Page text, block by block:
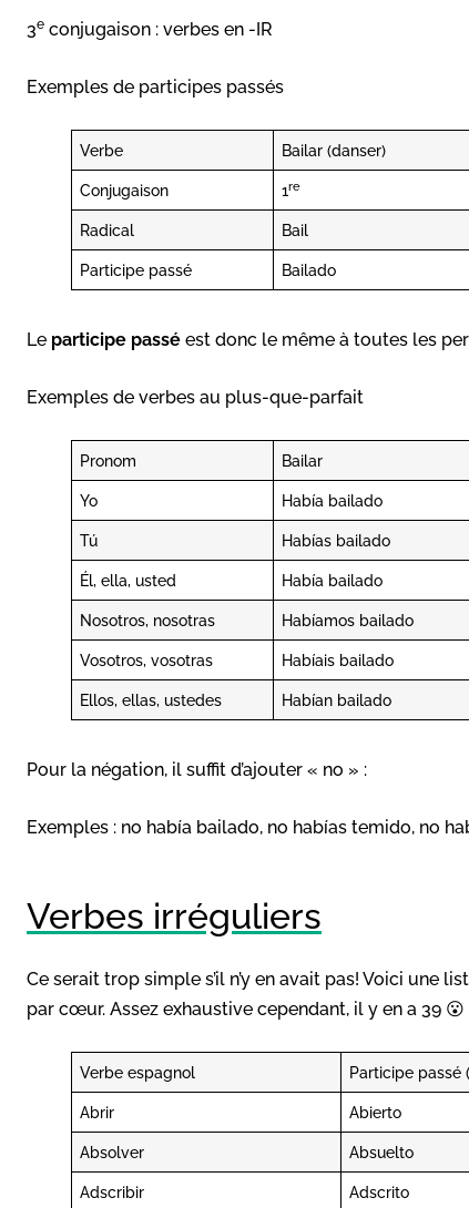
3e conjugaison : verbes en -IR
Exemples de participes passés
Verbe Bailar (danser)
Conjugaison 1re
Radical Bail
Participe passé Bailado
Le participe passé est donc le même à toutes les
Exemples de verbes au plus-que-parfait
Pronom Bailar
Yo Había bailado
Tú Habías bailado
Él, ella, usted Había bailado
Nosotros, nosotras Habíamos bailado
Vosotros, vosotras Habíais bailado
Ellos, ellas, ustedes Habían bailado
Pour la négation, il suffit d’ajouter « no » :
Exemples : no había bailado, no habías temido, no
Verbes irréguliers
Ce serait trop simple s’il n’y en avait pas! Voici une
par cœur. Assez exhaustive cependant, il y en a 39 😮
Verbe espagnol Participe passé
Abrir Abierto
Absolver Absuelto
Adscribir Adscrito